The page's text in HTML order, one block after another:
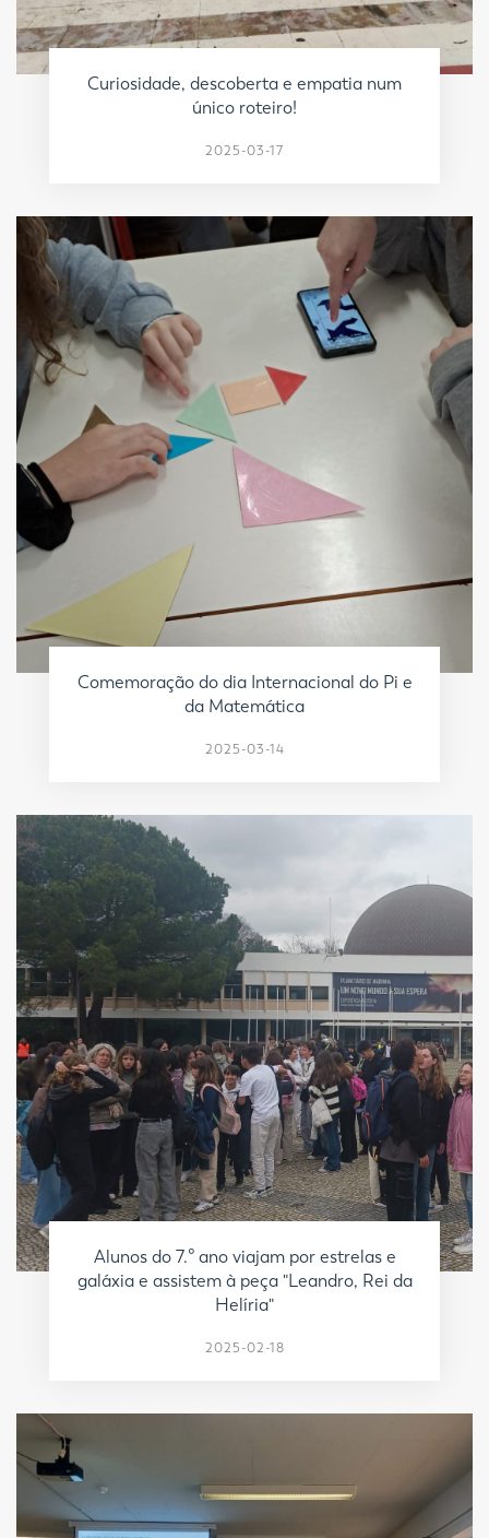
Curiosidade, descoberta e empatia num
único roteiro!
2025-03-17
Comemoração do dia Internacional do Pi e
da Matemática
2025-03-14
Alunos do 7.º ano viajam por estrelas e
galáxia e assistem à peça "Leandro, Rei da
Helíria"
2025-02-18